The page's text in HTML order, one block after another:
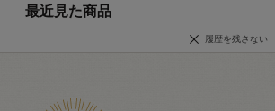
最近見た商品
履歴を残さない